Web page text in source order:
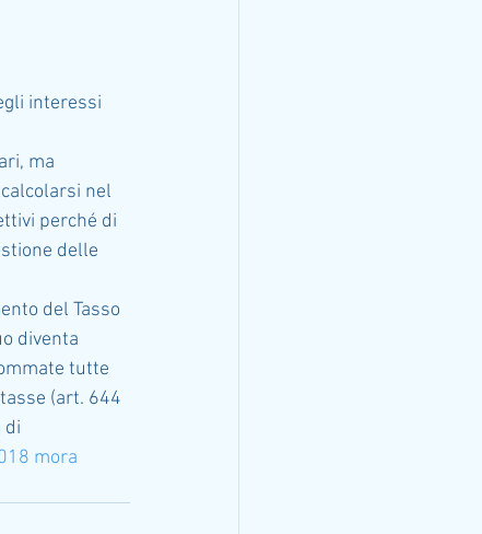
interessi
ma
nel
perché di
delle
del Tasso
diventa
tutte
(art. 644
di
mora